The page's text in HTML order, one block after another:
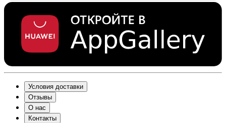
Условия доставки
Отзывы
О нас
Контакты